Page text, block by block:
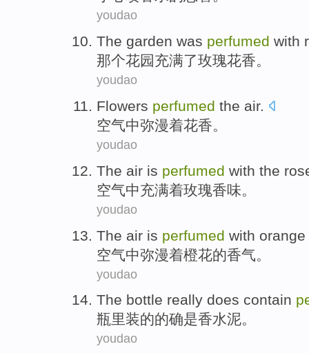
youdao
The garden was perfumed with
那个花园充满了玫瑰花香。
youdao
Flowers perfumed the air.
空气中弥漫着花香。
youdao
The air is perfumed with the
空气中充满着玫瑰香味。
youdao
The air is perfumed with
空气中弥漫着橙花的香气。
youdao
The bottle really does contain
瓶里装的的确是香水泥。
youdao